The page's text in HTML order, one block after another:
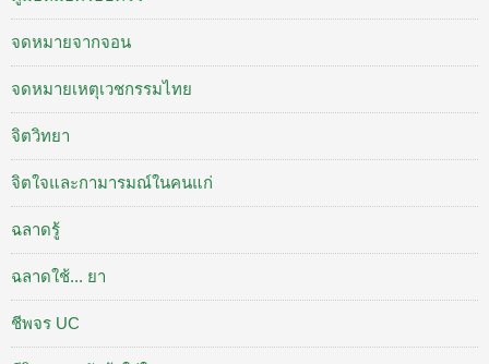
จดหมายจากจอน
จดหมายเหตุเวชกรรมไทย
จิตวิทยา
จิตใจและกามารมณ์ในคนแก่
ฉลาดรู้
ฉลาดใช้... ยา
ชีพจร UC